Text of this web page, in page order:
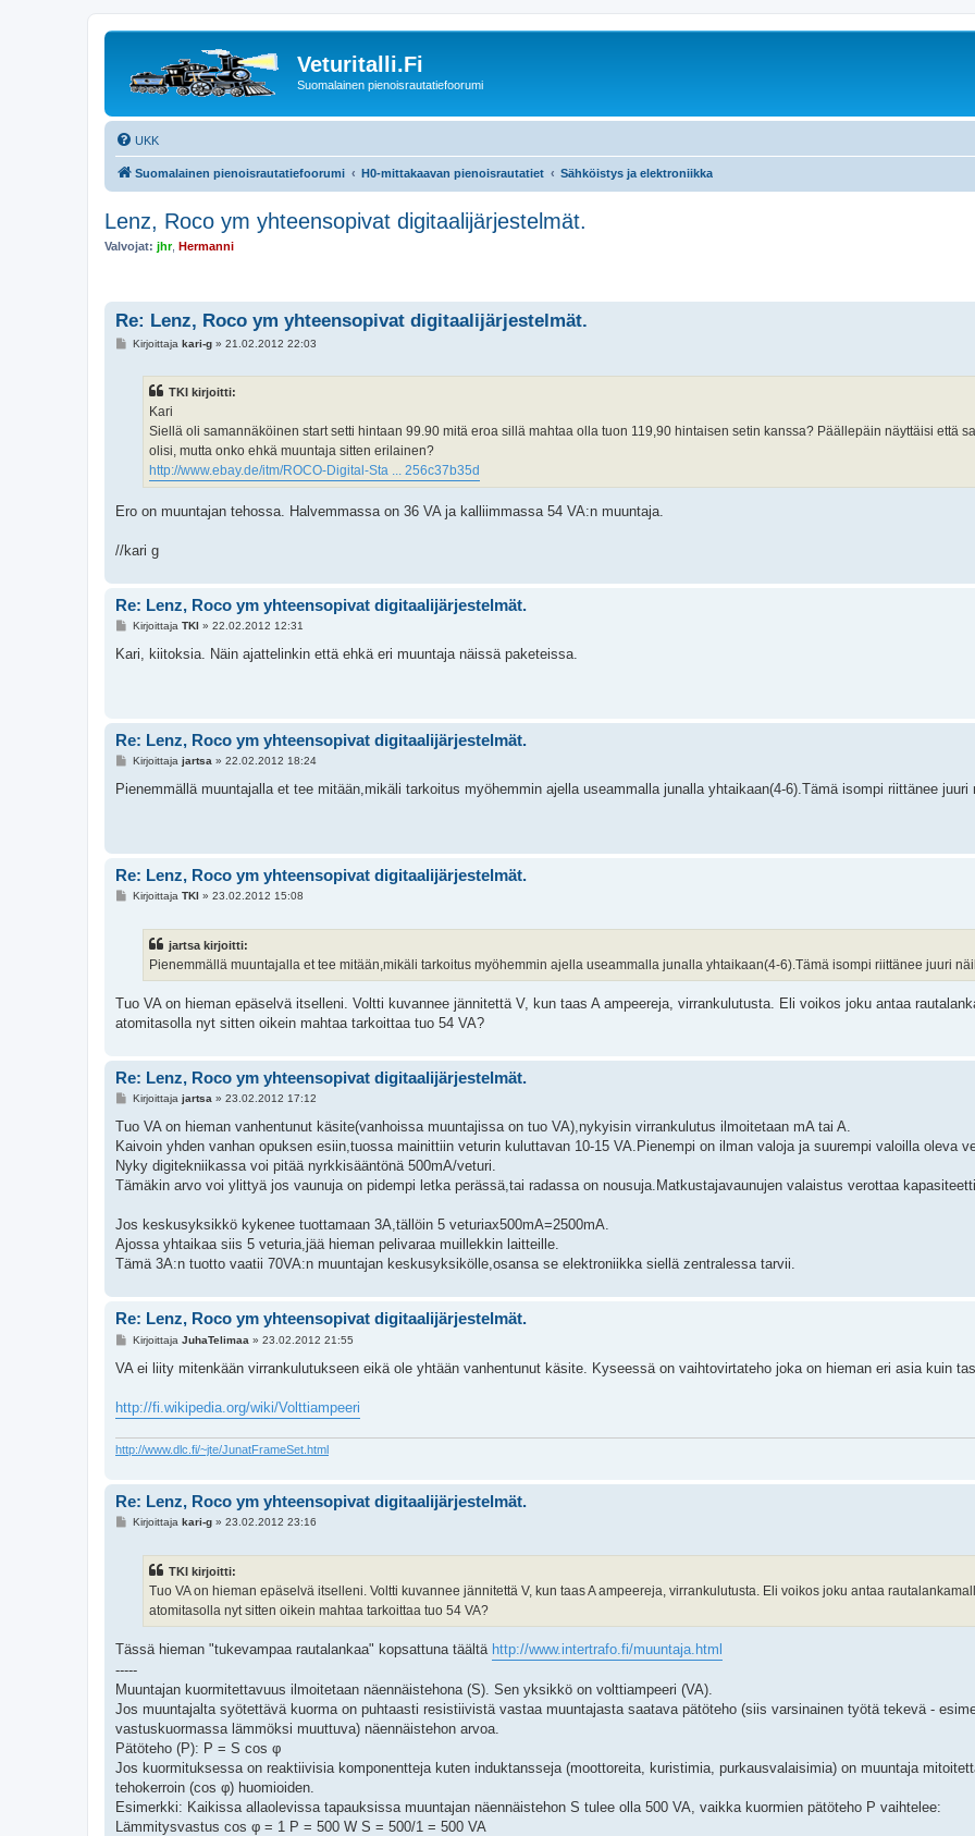
Veturitalli.Fi
Suomalainen pienoisrautatiefoorumi
UKK
Suomalainen pienoisrautatiefoorumi H0-mittakaavan pienoisrautatiet Sähköistys ja elektroniikka
Lenz, Roco ym yhteensopivat digitaalijärjestelmät.
Valvojat: jhr, Hermanni
Re: Lenz, Roco ym yhteensopivat digitaalijärjestelmät.
VKirjoittaja kari-g» 21.02.2012 22:03
TKI kirjoitti:
Kari
Siellä oli samannäköinen start setti hintaan 99.90 mitä eroa sillä mahtaa olla tuon 119,90 hintaisen setin kanssa? Päällepäin näyttäisi että
olisi, mutta onko ehkä muuntaja sitten erilainen?
http://www.ebay.de/itm/ROCO-Digital-Sta ... 256c37b35d
Ero on muuntajan tehossa. Halvemmassa on 36 VA ja kalliimmassa 54 VA:n muuntaja.
//kari g
Re: Lenz, Roco ym yhteensopivat digitaalijärjestelmät.
V
e
Kirjoittaja TKI » 22.02.2012 12:31
Kari, kiitoksia. Näin ajattelinkin että ehkä eri muuntaja näissä paketeissa.
Re: Lenz, Roco ym yhteensopivat digitaalijärjestelmät.
V
e
Kirjoittaja jartsa» 22.02.2012 18:24
Pienemmällä muuntajalla et tee mitään,mikäli tarkoitus myöhemmin ajella useammalla junalla yhtaikaan(4-6).Tämä isompi riittänee juuri
Re: Lenz, Roco ym yhteensopivat digitaalijärjestelmät.
VKirjoittaja TKI » 23.02.2012 15:08
jartsa kirjoitti:
Pienemmällä muuntajalla et tee mitään,mikäli tarkoitus myöhemmin ajella useammalla junalla yhtaikaan(4-6).Tämä isompi riittänee juuri
Tuo VA on hieman epäselvä itselleni. Voltti kuvannee jännitettä V, kun taas A ampeereja, virrankulutusta. Eli voikos joku antaa
atomitasolla nyt sitten oikein mahtaa tarkoittaa tuo 54 VA?
Re: Lenz, Roco ym yhteensopivat digitaalijärjestelmät.
V
e
t
i
Kirjoittaja jartsa» 23.02.2012 17:12
Tuo VA on hieman vanhentunut käsite(vanhoissa muuntajissa on tuo VA),nykyisin virrankulutus ilmoitetaan mA tai A.
Kaivoin yhden vanhan opuksen esiin,tuossa mainittiin veturin kuluttavan 10-15 VA.Pienempi on ilman valoja ja suurempi valoilla oleva
Nyky digitekniikassa voi pitää nyrkkisääntönä 500mA/veturi.
Tämäkin arvo voi ylittyä jos vaunuja on pidempi letka perässä,tai radassa on nousuja.Matkustajavaunujen valaistus verottaa
Jos keskusyksikkö kykenee tuottamaan 3A,tällöin 5 veturiax500mA=2500mA.
Ajossa yhtaikaa siis 5 veturia,jää hieman pelivaraa muillekkin laitteille.
Tämä 3A:n tuotto vaatii 70VA:n muuntajan keskusyksikölle,osansa se elektroniikka siellä zentralessa tarvii.
Re: Lenz, Roco ym yhteensopivat digitaalijärjestelmät.
V
e
i
Kirjoittaja JuhaTelimaa » 23.02.2012 21:55
VA ei liity mitenkään virrankulutukseen eikä ole yhtään vanhentunut käsite. Kyseessä on vaihtovirtateho joka on hieman eri asia kuin
http://fi.wikipedia.org/wiki/Volttiampeeri
http://www.dlc.fi/~jte/JunatFrameSet.html
Re: Lenz, Roco ym yhteensopivat digitaalijärjestelmät.
VKirjoittaja kari-g» 23.02.2012 23:16
TKI kirjoitti:
Tuo VA on hieman epäselvä itselleni. Voltti kuvannee jännitettä V, kun taas A ampeereja, virrankulutusta. Eli voikos joku antaa
atomitasolla nyt sitten oikein mahtaa tarkoittaa tuo 54 VA?
Tässä hieman "tukevampaa rautalankaa" kopsattuna täältä http://www.intertrafo.fi/muuntaja.html
-----
Muuntajan kuormitettavuus ilmoitetaan näennäistehona (S). Sen yksikkö on volttiampeeri (VA).
Jos muuntajalta syötettävä kuorma on puhtaasti resistiivistä vastaa muuntajasta saatava pätöteho (siis varsinainen työtä tekevä -
vastuskuormassa lämmöksi muuttuva) näennäistehon arvoa.
Pätöteho (P): P = S cos φ
Jos kuormituksessa on reaktiivisia komponentteja kuten induktansseja (moottoreita, kuristimia, purkausvalaisimia) on muuntaja
tehokerroin (cos φ) huomioiden.
Esimerkki: Kaikissa allaolevissa tapauksissa muuntajan näennäistehon S tulee olla 500 VA, vaikka kuormien pätöteho P vaihtelee:
Lämmitysvastus cos φ = 1 P = 500 W S = 500/1 = 500 VA